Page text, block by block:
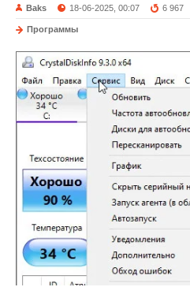
Baks 18-06-2025, 00:07 6 967
Программы